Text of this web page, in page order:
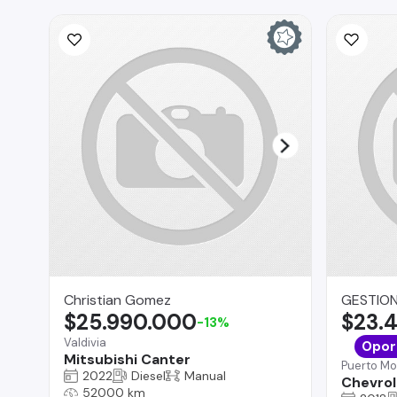
Christian Gomez
Valdivia
Mitsubishi Canter
$25.990.000-13%
2022 Diesel
Manual
52000 km
Puerto